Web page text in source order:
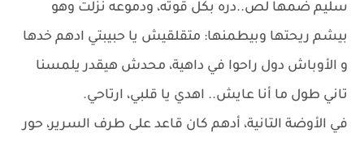
سليم ضمها لص..دره بكل قوته، ودموعه نزلت وهو
بيشم ريحتها وبيطمنها: متقلقيش يا حبيبتي ادهم خدها
و الأوباش دول راحوا في داهية، محدش هيقدر يلمسنا
تاني طول ما أنا عايش.. اهدي يا قلبي، ارتاحي.
في الأوضة التانية، أدهم كان قاعد على طرف السرير، حور